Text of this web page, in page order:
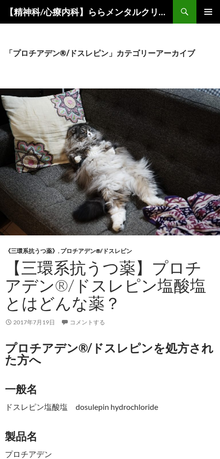
キ
ッ
プ
【精神科/心療内科】ららメンタルクリニック
「プロチアデン®/ドスレピン」カテゴリーアーカイブ
《三環系抗うつ薬》 , プロチアデン®/ドスレピン
【三環系抗うつ薬】プロチ
アデン®/ドスレピン塩酸塩
とはどんな薬？
2017年7月19日 コメントする
プロチアデン®/ドスレピンを処方され
た方へ
一般名
ドスレピン塩酸塩 dosulepin hydrochloride
製品名
プロチアデン